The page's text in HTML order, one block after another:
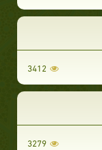
3412
3279